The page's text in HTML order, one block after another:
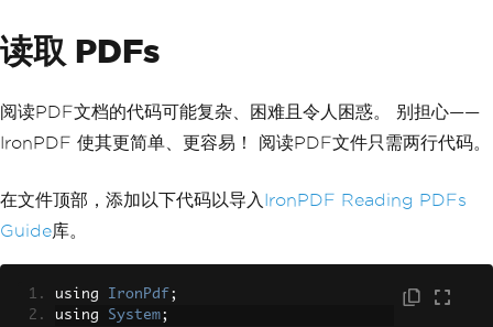
读取 PDFs
阅读PDF文档的代码可能复杂、困难且令人困惑。 别担心——
IronPDF 使其更简单、更容易！ 阅读PDF文件只需两行代码。
在文件顶部，添加以下代码以导入 IronPDF Reading PDFs
Guide库。
using IronPdf ;
using System;